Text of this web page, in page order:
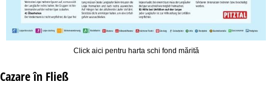
Click aici pentru harta schi fond mărită
Cazare în Fließ